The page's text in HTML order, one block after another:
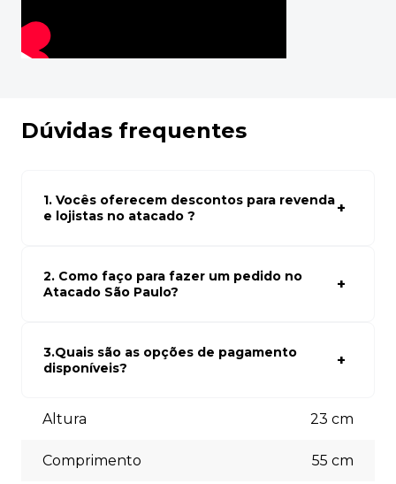
Dúvidas frequentes
1. Vocês oferecem descontos para revenda
e lojistas no atacado ?
atacado empresas e compre com os melhores preços
para seu modelo de negócio
2. Como faço para fazer um pedido no
Atacado São Paulo?
carrinho. Em seguida, siga as instruções para finalizar a
compra. Se precisar de ajuda, nossa equipe de suporte
está à disposição para auxiliá-lo.
3.Quais são as opções de pagamento
disponíveis?
(5% off) cartões de crédito, boleto bancário. Você pode
escolher a opção que melhor se adapte às suas
Altura 23 cm
Comprimento 55 cm